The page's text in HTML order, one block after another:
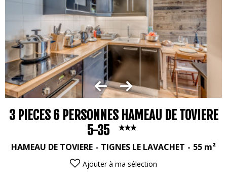
3 PIECES 6 PERSONNES HAMEAU DE TOVIERE
5-35
HAMEAU DE TOVIERE TIGNES LE LAVACHET 55 m²
Ajouter à ma sélection